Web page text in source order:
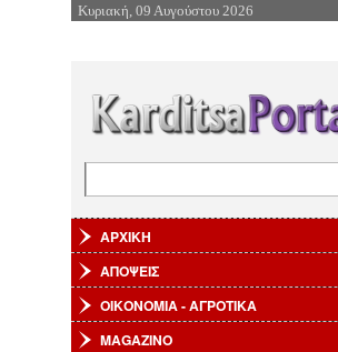
Επιστροφή στην Πλοήγηση
Κυριακή, 09 Αυγούστου 2026
ΑΡΧΙΚΗ
ΑΠΟΨΕΙΣ
ΟΙΚΟΝΟΜΙΑ - ΑΓΡΟΤΙΚΑ
MAGAZINO